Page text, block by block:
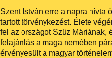
Szent István erre a napra hívta
tartott törvénykezést. Élete
fel az országot Szűz Máriának,
felajánlás a maga nemében
érvényesült a magyar